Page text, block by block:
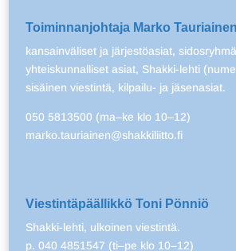
Toiminnanjohtaja Marko Tauriainen
kansainväliset ja järjestöasiat,
yhteiskunnalliset asiat, Shakki-lehti
sisäinen viestintä, kilpailu- ja jäsenasiat.
050 5813500 (ma–ke klo 10–12)
marko.tauriainen@shakkiliitto.fi
Viestintäpäällikkö Toni Pönniö
Shakki-lehti, ulkoinen viestintä.
p. 040 4851547 (ti–pe klo 10–12)